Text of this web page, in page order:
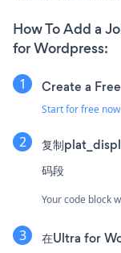
How To Add a
for Wordpress:
Create a
Start for free now
复制
码段
Your code block
在Ultra for